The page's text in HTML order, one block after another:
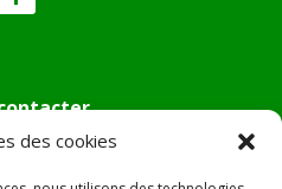
des cookies